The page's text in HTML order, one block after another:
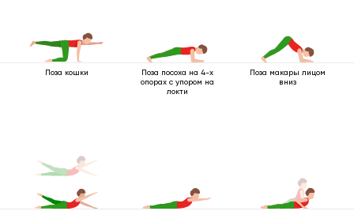
Поза кошки
Поза посоха на 4-х
опорах с упором на
локти
Поза макары лицом
вниз